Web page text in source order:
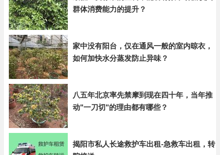
群体消费能力的提升？
家中没有阳台，仅在通风一般的室内晾衣，
如何加快水分蒸发防止异味？
八五年北京率先禁摩到现在四十年，当年推
动"一刀切"的理由都有哪些？
揭阳市私人长途救护车出租-急救车出租，转